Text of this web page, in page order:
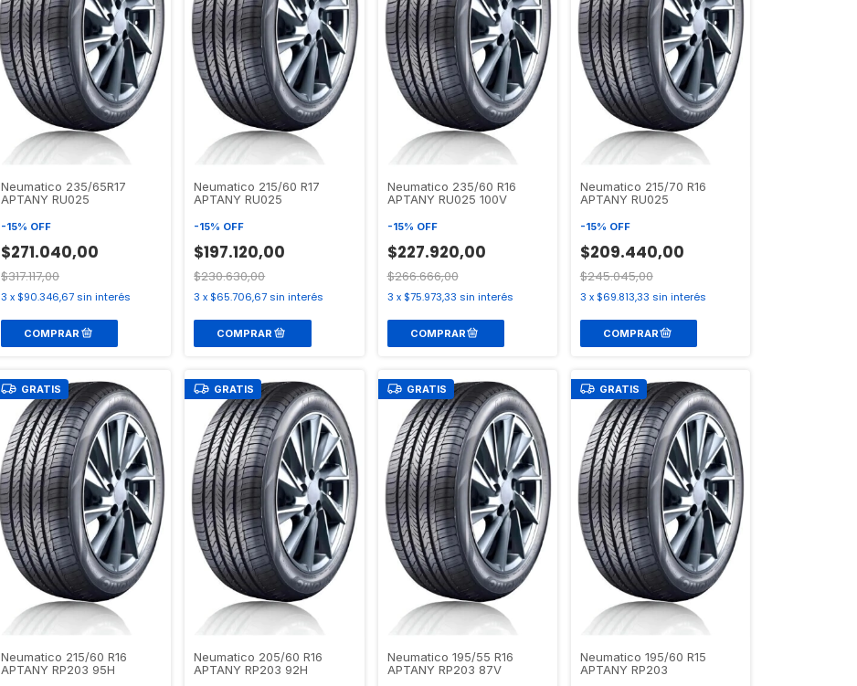
Neumatico 235/65R17
APTANY RU025
-15% OFF
$271.040,00
$317.117,00
3 x $90.346,67 sin interés
Neumatico 215/60 R17
APTANY RU025
-15% OFF
$197.120,00
$230.630,00
3 x $65.706,67 sin interés
Neumatico 235/60 R16
APTANY RU025 100V
-15% OFF
$227.920,00
$266.666,00
3 x $75.973,33 sin interés
Neumatico 215/70 R16
APTANY RU025
-15% OFF
$209.440,00
$245.045,00
3 x $69.813,33 sin interés
GRATIS
Neumatico 215/60 R16
APTANY RP203 95H
GRATIS
Neumatico 205/60 R16
APTANY RP203 92H
GRATIS
Neumatico 195/55 R16
APTANY RP203 87V
GRATIS
Neumatico 195/60 R15
APTANY RP203